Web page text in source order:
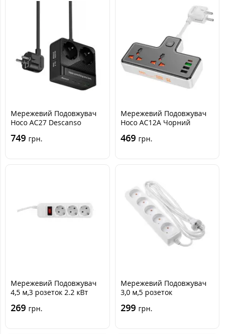
Мережевий Подовжувач
Hoco AC27 Descanso
2М Чорний
749 грн.
Мережевий Подовжувач
Hoco AC12A Чорний
469 грн.
Мережевий Подовжувач
4,5 м,3 розеток 2.2 кВт
269 грн.
Мережевий Подовжувач
3,0 м,5 розеток
299 грн.